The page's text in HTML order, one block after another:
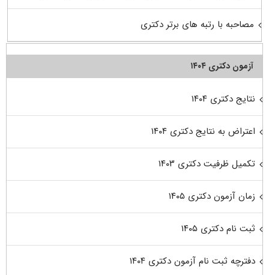
مصاحبه با رتبه های برتر دکتری
آزمون دکتری ۱۴۰۴
نتایج دکتری ۱۴۰۴
اعتراض به نتایج دکتری ۱۴۰۴
تکمیل ظرفیت دکتری ۱۴۰۳
زمان آزمون دکتری ۱۴۰۵
ثبت نام دکتری ۱۴۰۵
دفترچه ثبت نام آزمون دکتری ۱۴۰۴